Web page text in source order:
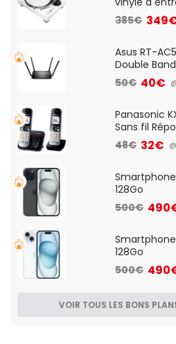
vitesses
pre-ampli
385€
Asus RT-
Double
Client VPN,
d'accès et
50€ 40€
Panasonic
Sans fil
Française]
48€ 32€
Smartphone
128Go
500€
Smartphone
128Go
500€
VOIR TOUS LES BONS